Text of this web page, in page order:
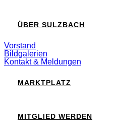
ÜBER SULZBACH
Vorstand
Bildgalerien
Kontakt & Meldungen
MARKTPLATZ
MITGLIED WERDEN